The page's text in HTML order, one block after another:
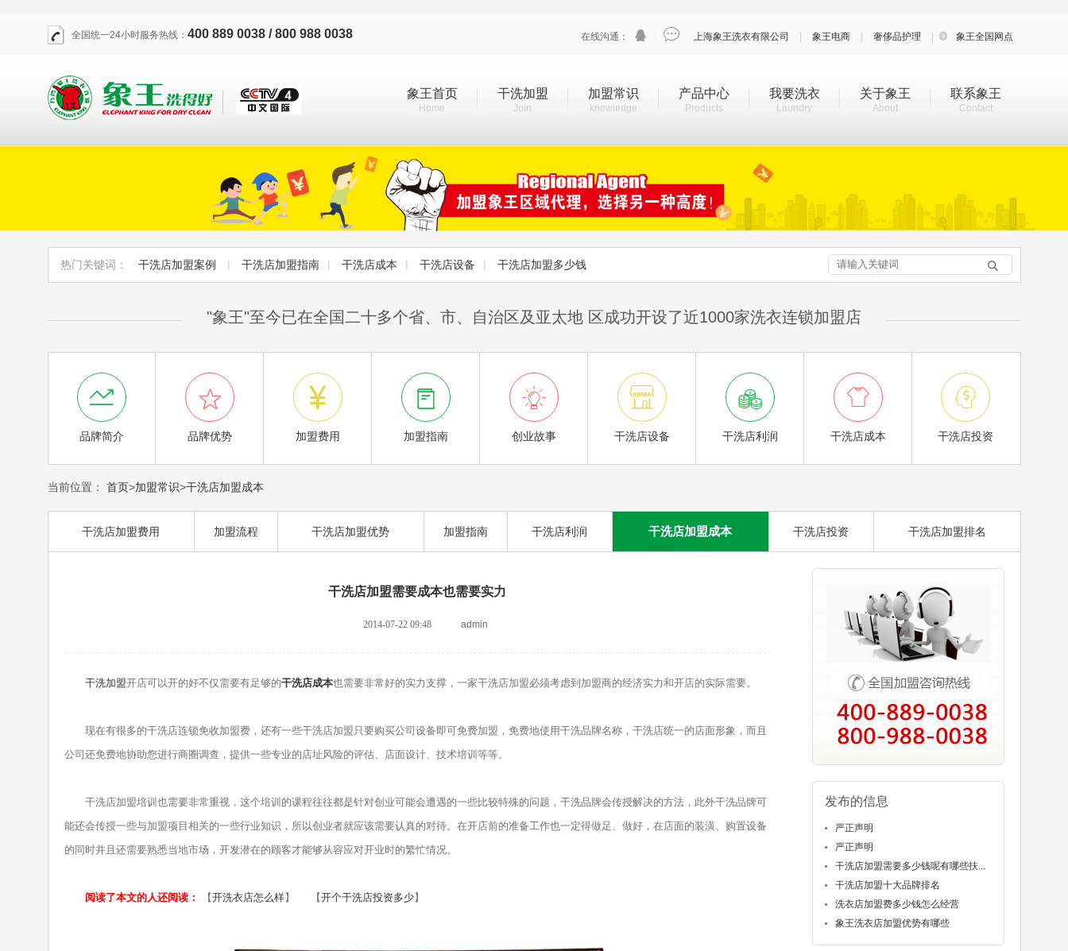
全国统一24小时服务热线： 400 889 0038 / 800 988 0038 在线沟通：   上海象王洗衣有限公司 象王电商 奢侈品护理  象王全国网点
象王首页
Home
干洗加盟
Join
加盟常识
knowledge
产品中心
Products
我要洗衣
Laundry
关于象王
About
联系象王
Contact
热门关键词： 干洗店加盟案例 | 干洗店加盟指南 | 干洗店成本 | 干洗店设备 | 干洗店加盟多少钱 
"象王"至今已在全国二十多个省、市、自治区及亚太地 区成功开设了近1000家洗衣连锁加盟店

品牌简介

品牌优势

加盟费用

加盟指南

创业故事

干洗店设备

干洗店利润

干洗店成本

干洗店投资
当前位置： 首页>加盟常识>干洗店加盟成本
干洗店加盟费用 加盟流程 干洗店加盟优势 加盟指南 干洗店利润 干洗店加盟成本 干洗店投资 干洗店加盟排名
干洗店加盟需要成本也需要实力
2014-07-22 09:48 admin
干洗加盟开店可以开的好不仅需要有足够的干洗店成本也需要非常好的实力支撑，一家干洗店加盟必须考虑到加盟商的经济实力和开店的实际需要。
现在有很多的干洗店连锁免收加盟费，还有一些干洗店加盟只要购买公司设备即可免费加盟，免费地使用干洗品牌名称，干洗店统一的店面形象，而且
公司还免费地协助您进行商圈调查，提供一些专业的店址风险的评估、店面设计、技术培训等等。
干洗店加盟培训也需要非常重视，这个培训的课程往往都是针对创业可能会遭遇的一些比较特殊的问题，干洗品牌会传授解决的方法，此外干洗品牌可
能还会传授一些与加盟项目相关的一些行业知识，所以创业者就应该需要认真的对待。在开店前的准备工作也一定得做足、做好，在店面的装潢、购置设备
的同时并且还需要熟悉当地市场，开发潜在的顾客才能够从容应对开业时的繁忙情况。
阅读了本文的人还阅读： 【开洗衣店怎么样】 【开个干洗店投资多少】
发布的信息
严正声明
严正声明
干洗店加盟需要多少钱呢有哪些扶...
干洗店加盟十大品牌排名
洗衣店加盟费多少钱怎么经营
象王洗衣店加盟优势有哪些